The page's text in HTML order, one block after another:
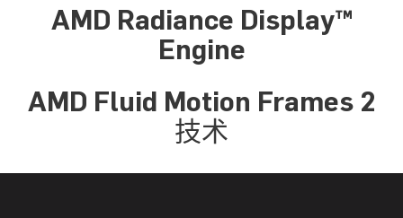
AMD Radiance Display™
Engine
AMD Fluid Motion Frames 2
技术